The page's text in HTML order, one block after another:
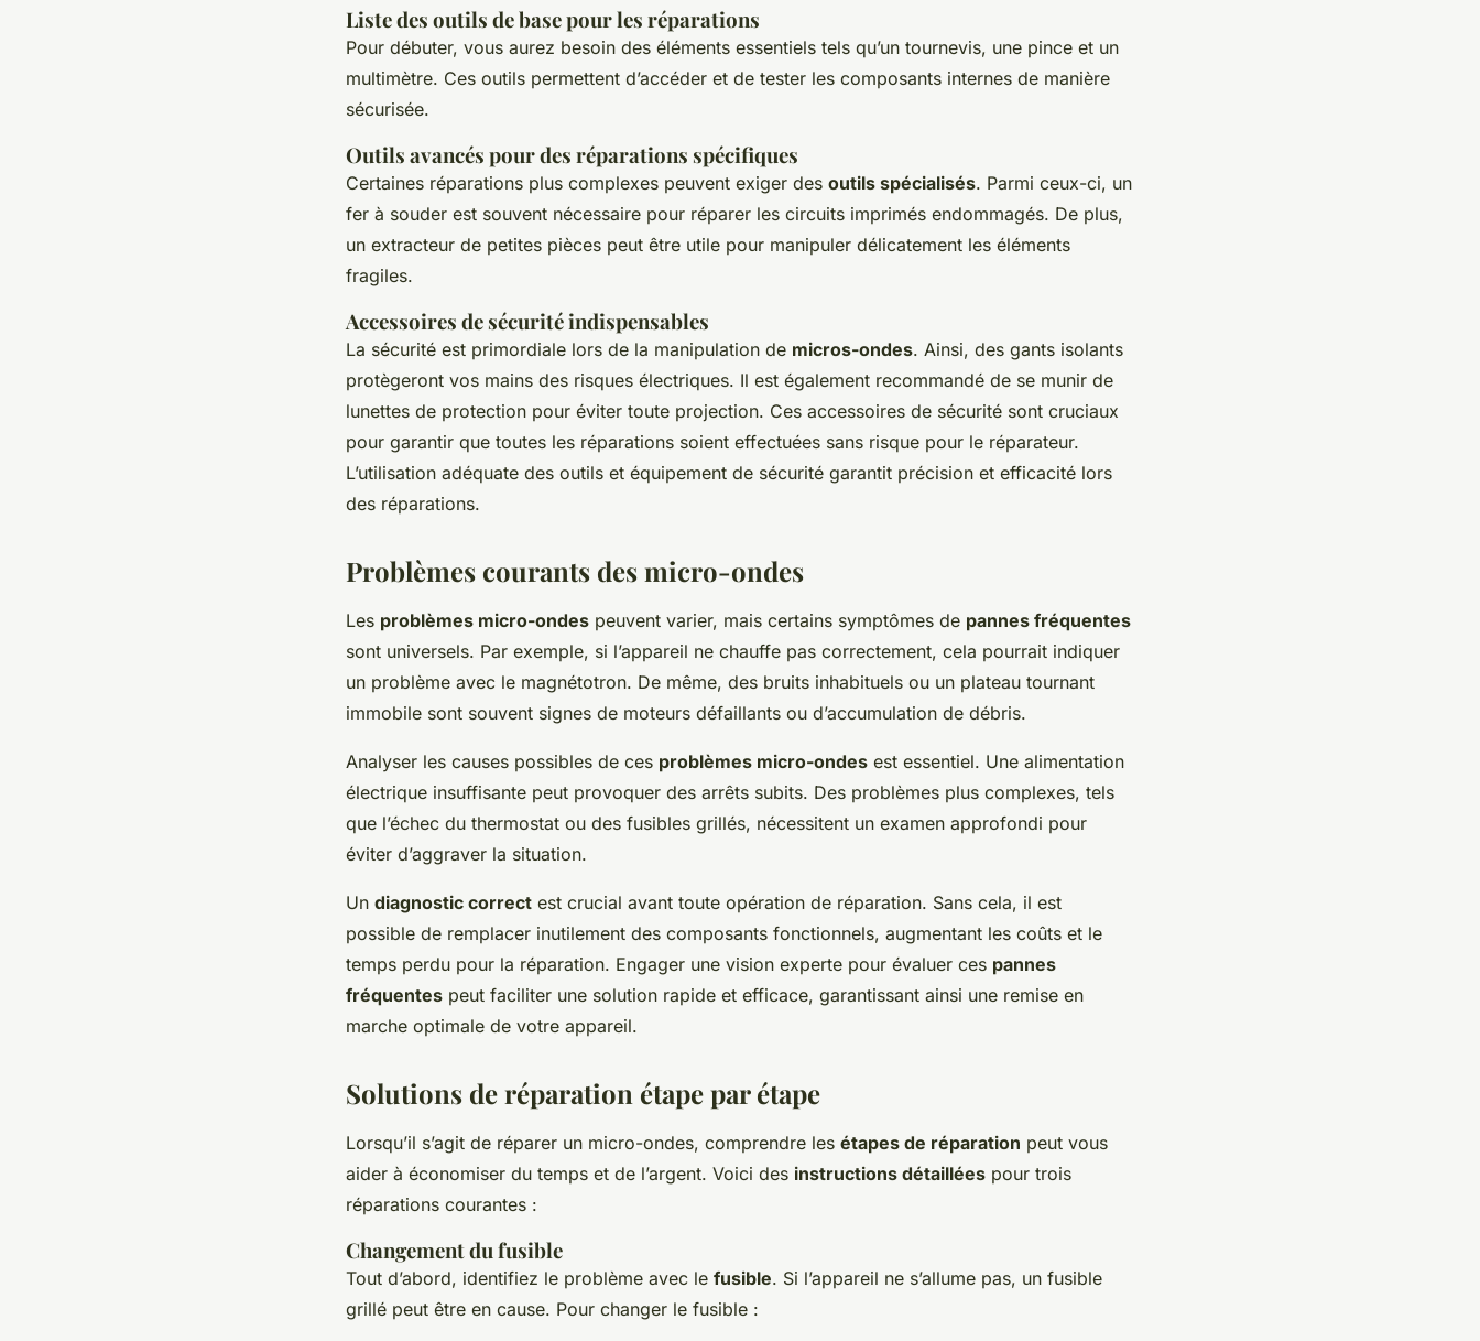
Liste des outils de base pour les réparations
Pour débuter, vous aurez besoin des éléments essentiels tels qu’un tournevis, une pince et un
multimètre. Ces outils permettent d’accéder et de tester les composants internes de manière
sécurisée.
Outils avancés pour des réparations spécifiques
Certaines réparations plus complexes peuvent exiger des outils spécialisés. Parmi ceux-ci, un
fer à souder est souvent nécessaire pour réparer les circuits imprimés endommagés. De plus,
un extracteur de petites pièces peut être utile pour manipuler délicatement les éléments
fragiles.
Accessoires de sécurité indispensables
La sécurité est primordiale lors de la manipulation de micros-ondes. Ainsi, des gants isolants
protègeront vos mains des risques électriques. Il est également recommandé de se munir de
lunettes de protection pour éviter toute projection. Ces accessoires de sécurité sont cruciaux
pour garantir que toutes les réparations soient effectuées sans risque pour le réparateur.
L’utilisation adéquate des outils et équipement de sécurité garantit précision et efficacité lors
des réparations.
Problèmes courants des micro-ondes
Les problèmes micro-ondes peuvent varier, mais certains symptômes de pannes fréquentes
sont universels. Par exemple, si l’appareil ne chauffe pas correctement, cela pourrait indiquer
un problème avec le magnétotron. De même, des bruits inhabituels ou un plateau tournant
immobile sont souvent signes de moteurs défaillants ou d’accumulation de débris.
Analyser les causes possibles de ces problèmes micro-ondes est essentiel. Une alimentation
électrique insuffisante peut provoquer des arrêts subits. Des problèmes plus complexes, tels
que l’échec du thermostat ou des fusibles grillés, nécessitent un examen approfondi pour
éviter d’aggraver la situation.
Un diagnostic correct est crucial avant toute opération de réparation. Sans cela, il est
possible de remplacer inutilement des composants fonctionnels, augmentant les coûts et le
temps perdu pour la réparation. Engager une vision experte pour évaluer ces pannes
fréquentes peut faciliter une solution rapide et efficace, garantissant ainsi une remise en
marche optimale de votre appareil.
Solutions de réparation étape par étape
Lorsqu’il s’agit de réparer un micro-ondes, comprendre les étapes de réparation peut vous
aider à économiser du temps et de l’argent. Voici des instructions détaillées pour trois
réparations courantes :
Changement du fusible
Tout d’abord, identifiez le problème avec le fusible. Si l’appareil ne s’allume pas, un fusible
grillé peut être en cause. Pour changer le fusible :